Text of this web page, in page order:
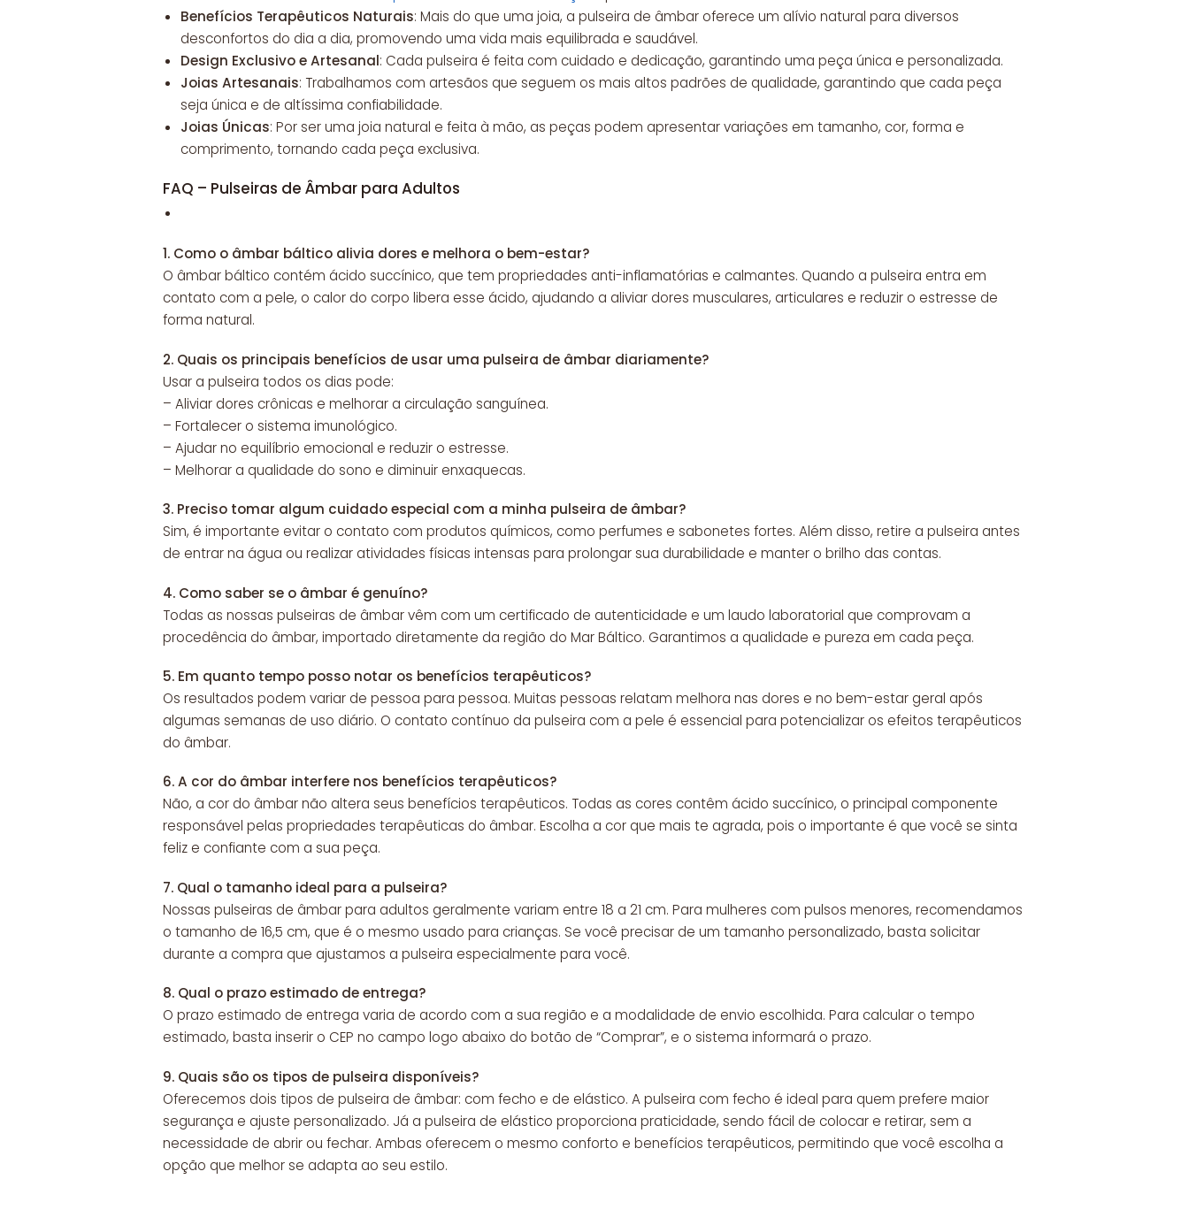
Benefícios Terapêuticos Naturais: Mais do que uma joia, a pulseira de âmbar oferece um alívio natural para diversos
desconfortos do dia a dia, promovendo uma vida mais equilibrada e saudável.
Design Exclusivo e Artesanal: Cada pulseira é feita com cuidado e dedicação, garantindo uma peça única e personalizada.
Joias Artesanais: Trabalhamos com artesãos que seguem os mais altos padrões de qualidade, garantindo que cada peça
seja única e de altíssima confiabilidade.
Joias Únicas: Por ser uma joia natural e feita à mão, as peças podem apresentar variações em tamanho, cor, forma e
comprimento, tornando cada peça exclusiva.
FAQ – Pulseiras de Âmbar para Adultos
1. Como o âmbar báltico alivia dores e melhora o bem-estar?
O âmbar báltico contém ácido succínico, que tem propriedades anti-inflamatórias e calmantes. Quando a pulseira entra em
contato com a pele, o calor do corpo libera esse ácido, ajudando a aliviar dores musculares, articulares e reduzir o estresse de
forma natural.
2. Quais os principais benefícios de usar uma pulseira de âmbar diariamente?
Usar a pulseira todos os dias pode:
– Aliviar dores crônicas e melhorar a circulação sanguínea.
– Fortalecer o sistema imunológico.
– Ajudar no equilíbrio emocional e reduzir o estresse.
– Melhorar a qualidade do sono e diminuir enxaquecas.
3. Preciso tomar algum cuidado especial com a minha pulseira de âmbar?
Sim, é importante evitar o contato com produtos químicos, como perfumes e sabonetes fortes. Além disso, retire a pulseira antes
de entrar na água ou realizar atividades físicas intensas para prolongar sua durabilidade e manter o brilho das contas.
4. Como saber se o âmbar é genuíno?
Todas as nossas pulseiras de âmbar vêm com um certificado de autenticidade e um laudo laboratorial que comprovam a
procedência do âmbar, importado diretamente da região do Mar Báltico. Garantimos a qualidade e pureza em cada peça.
5. Em quanto tempo posso notar os benefícios terapêuticos?
Os resultados podem variar de pessoa para pessoa. Muitas pessoas relatam melhora nas dores e no bem-estar geral após
algumas semanas de uso diário. O contato contínuo da pulseira com a pele é essencial para potencializar os efeitos terapêuticos
do âmbar.
6.A cor do âmbar interfere nos benefícios terapêuticos?
Não, a cor do âmbar não altera seus benefícios terapêuticos. Todas as cores contêm ácido succínico, o principal componente
responsável pelas propriedades terapêuticas do âmbar. Escolha a cor que mais te agrada, pois o importante é que você se sinta
feliz e confiante com a sua peça.
7. Qual o tamanho ideal para a pulseira?
Nossas pulseiras de âmbar para adultos geralmente variam entre 18 a 21 cm. Para mulheres com pulsos menores, recomendamos
o tamanho de 16,5 cm, que é o mesmo usado para crianças. Se você precisar de um tamanho personalizado, basta solicitar
durante a compra que ajustamos a pulseira especialmente para você.
8. Qual o prazo estimado de entrega?
O prazo estimado de entrega varia de acordo com a sua região e a modalidade de envio escolhida. Para calcular o tempo
estimado, basta inserir o CEP no campo logo abaixo do botão de “Comprar”, e o sistema informará o prazo.
9. Quais são os tipos de pulseira disponíveis?
Oferecemos dois tipos de pulseira de âmbar: com fecho e de elástico. A pulseira com fecho é ideal para quem prefere maior
segurança e ajuste personalizado. Já a pulseira de elástico proporciona praticidade, sendo fácil de colocar e retirar, sem a
necessidade de abrir ou fechar. Ambas oferecem o mesmo conforto e benefícios terapêuticos, permitindo que você escolha a
opção que melhor se adapta ao seu estilo.